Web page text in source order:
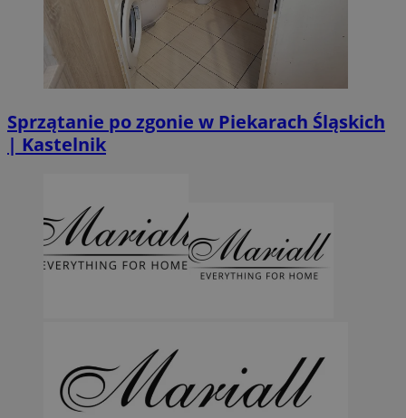
Sprzątanie po zgonie w Piekarach Śląskich
| Kastelnik